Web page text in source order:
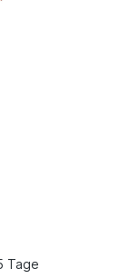
Tage